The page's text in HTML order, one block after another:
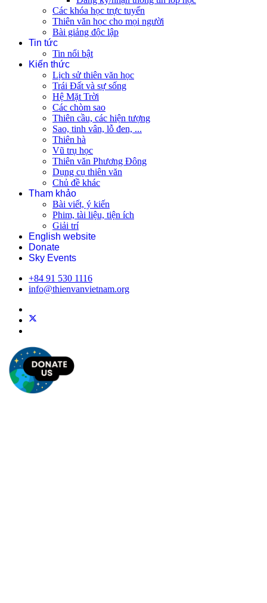
Các khóa học trực tuyến
Thiên văn học cho mọi người
Bài giảng độc lập
Tin tức
Tin nổi bật
Kiến thức
Lịch sử thiên văn học
Trái Đất và sự sống
Hệ Mặt Trời
Các chòm sao
Thiên cầu, các hiện tượng
Sao, tinh vân, lỗ đen, ...
Thiên hà
Vũ trụ học
Thiên văn Phương Đông
Dụng cụ thiên văn
Chủ đề khác
Tham khảo
Bài viết, ý kiến
Phim, tài liệu, tiện ích
Giải trí
English website
Donate
Sky Events
+84 91 530 1116
info@thienvanvietnam.org